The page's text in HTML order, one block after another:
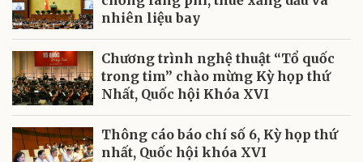
nhiên liệu bay
Chương trình nghệ thuật “Tổ quốc
trong tim” chào mừng Kỳ họp thứ
Nhất, Quốc hội Khóa XVI
Thông cáo báo chí số 6, Kỳ họp thứ
nhất, Quốc hội khóa XVI